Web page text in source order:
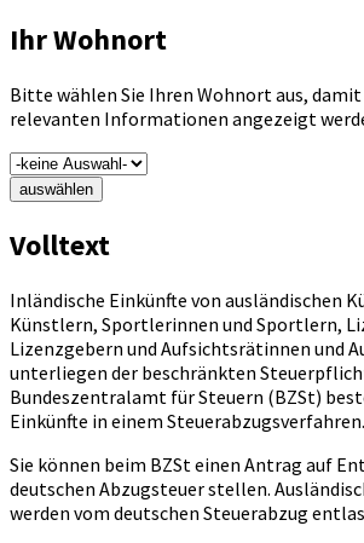
Ihr Wohnort
Bitte wählen Sie Ihren Wohnort aus,
relevanten Informationen angezeigt
auswählen
Volltext
Inländische Einkünfte von ausländischen
Künstlern, Sportlerinnen und Sportlern,
Lizenzgebern und Aufsichtsrätinnen und
unterliegen der beschränkten
Bundeszentralamt für Steuern (BZSt)
Einkünfte in einem Steuerabzugsverfahren.
Sie können beim BZSt einen Antrag auf
deutschen Abzugsteuer stellen.
werden vom deutschen Steuerabzug